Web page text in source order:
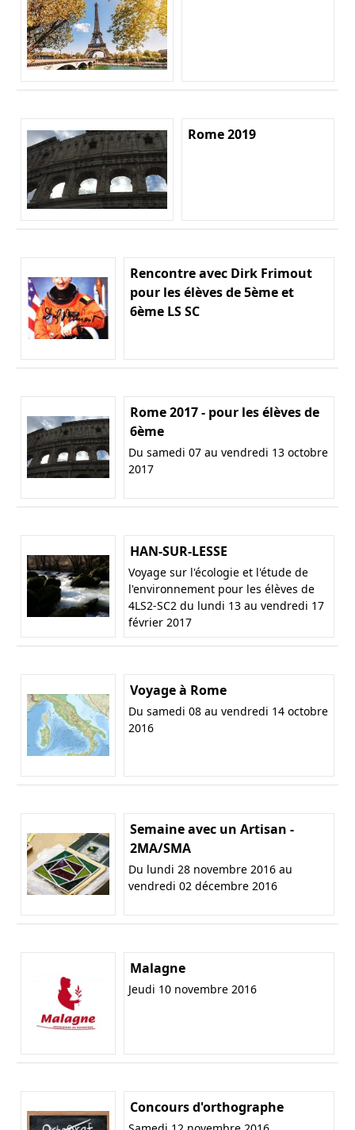
Rome 2019
Rencontre avec Dirk Frimout
pour les élèves de 5ème et
6ème LS SC
Rome 2017 - pour les élèves de
6ème
Du samedi 07 au vendredi 13 octobre
2017
HAN-SUR-LESSE
Voyage sur l'écologie et l'étude de
l'environnement pour les élèves de
4LS2-SC2 du lundi 13 au vendredi 17
février 2017
Voyage à Rome
Du samedi 08 au vendredi 14 octobre
2016
Semaine avec un Artisan -
2MA/SMA
Du lundi 28 novembre 2016 au
vendredi 02 décembre 2016
Malagne
Jeudi 10 novembre 2016
Concours d'orthographe